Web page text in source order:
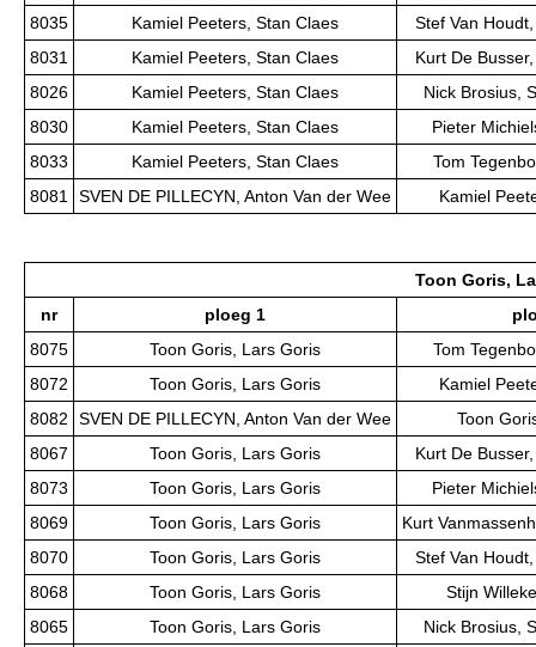
8035
Kamiel Peeters, Stan Claes
Stef Van
8031
Kamiel Peeters, Stan Claes
Kurt De
8026
Kamiel Peeters, Stan Claes
Nick Brosius,
8030
Kamiel Peeters, Stan Claes
Pieter
8033
Kamiel Peeters, Stan Claes
Tom
8081 SVEN DE PILLECYN, Anton Van der Wee Kamiel
Toon Goris,
nr
ploeg 1
8075
Toon Goris, Lars Goris
Tom
8072
Toon Goris, Lars Goris
Kamiel
8082
SVEN DE PILLECYN, Anton Van der Wee
Toon
8067
Toon Goris, Lars Goris
Kurt De
8073
Toon Goris, Lars Goris
Pieter
8069
Toon Goris, Lars Goris
Kurt
8070
Toon Goris, Lars Goris
Stef Van
8068
Toon Goris, Lars Goris
Stijn
8065
Toon Goris, Lars Goris
Nick Brosius,